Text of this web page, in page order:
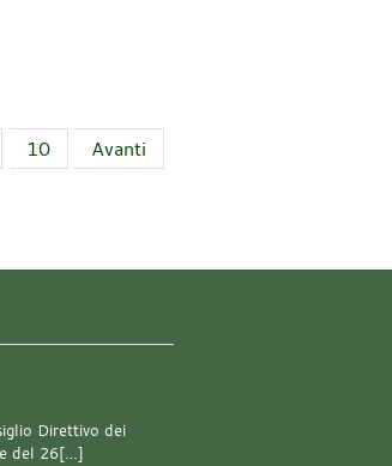
10
Avanti
Direttivo dei
del 26[…]